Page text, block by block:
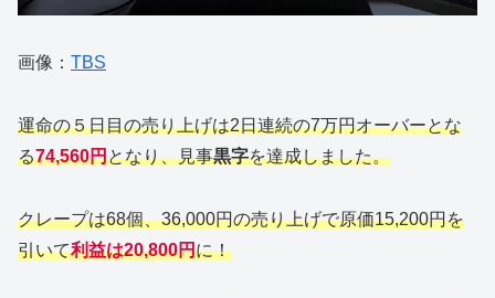
画像： TBS
運命の５日目の売り上げは2日連続の7万円オーバーとな
る74,560円となり、見事黒字を達成しました。
クレープは68個、36,000円の売り上げで原価15,200円を
引いて利益は20,800円に！